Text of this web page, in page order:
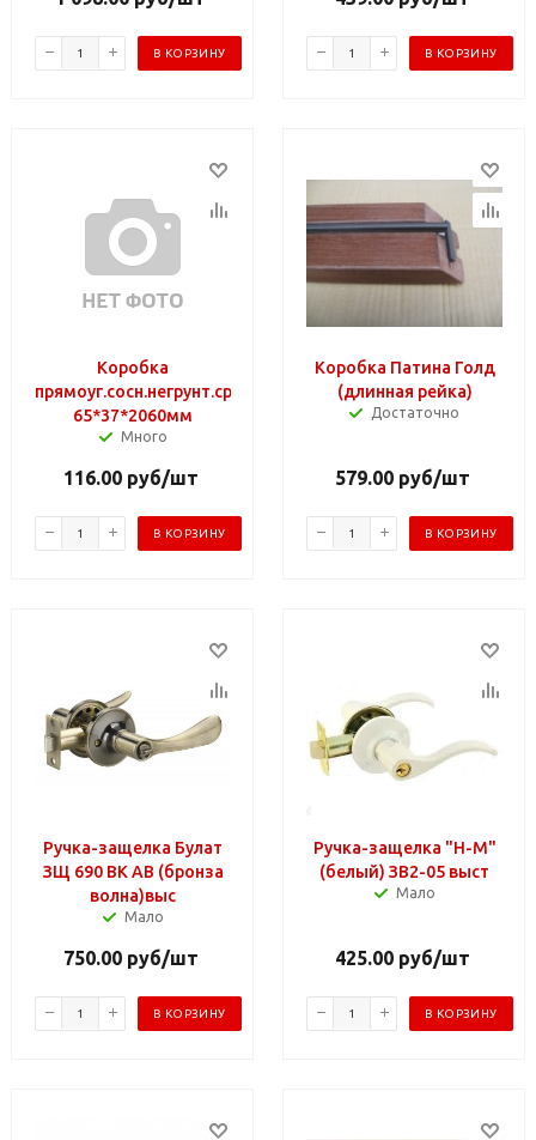
В КОРЗИНУ В КОРЗИНУ
Коробка
прямоуг.сосн.негрунт.сращ
65*37*2060мм
Много
116.00руб/шт
В КОРЗИНУ
Коробка Патина Голд
(длинная рейка)
Достаточно
579.00руб/шт
В КОРЗИНУ
Ручка-защелка Булат
ЗЩ 690 ВК АВ (бронза
волна)выс
Мало
750.00руб/шт
В КОРЗИНУ
Ручка-защелка "Н-М"
(белый) ЗВ2-05 выст
Мало
425.00руб/шт
В КОРЗИНУ